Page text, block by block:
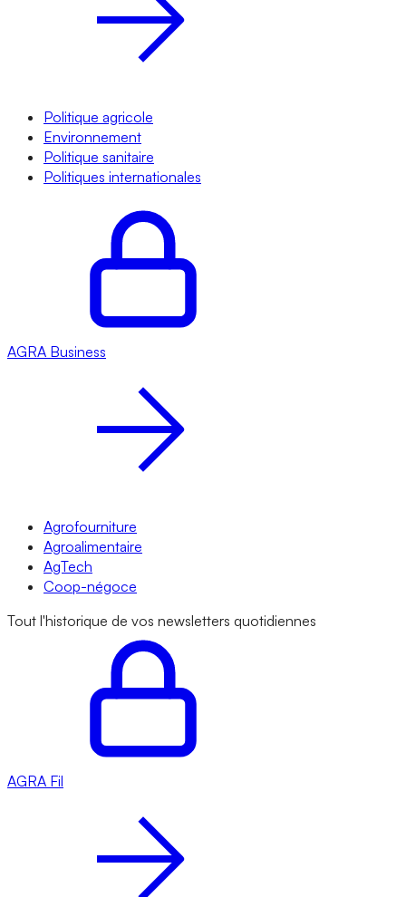
Politique agricole
Environnement
Politique sanitaire
Politiques internationales
AGRA Business
Agrofourniture
Agroalimentaire
AgTech
Coop-négoce
Tout l'historique de vos newsletters quotidiennes
AGRA Fil